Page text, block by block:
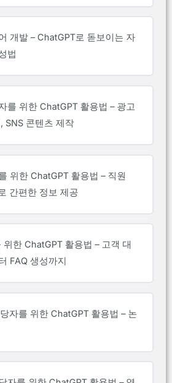
개발 – ChatGPT로 돋보이는 자
법
를 위한 ChatGPT 활용법 – 광고
SNS 콘텐츠 제작
위한 ChatGPT 활용법 – 직원
간편한 정보 제공
위한 ChatGPT 활용법 – 고객 대
FAQ 생성까지
자를 위한 ChatGPT 활용법 – 논